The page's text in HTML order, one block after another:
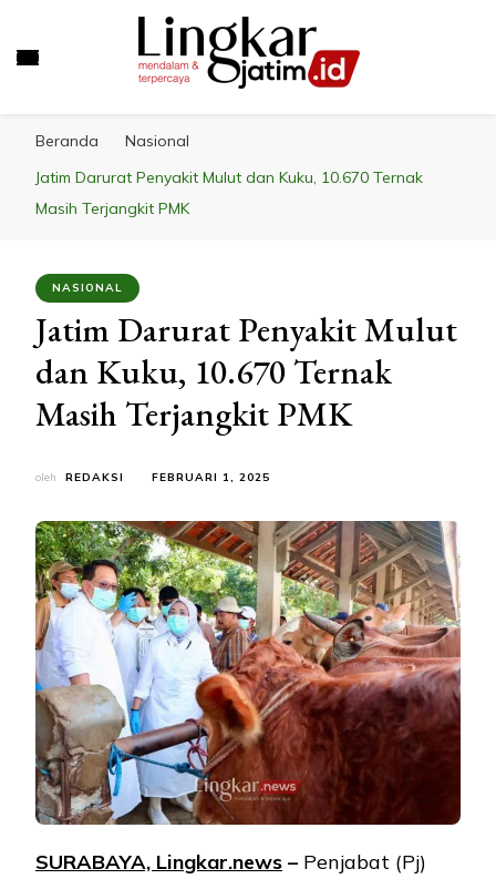
Beranda
Nasional
Jatim Darurat Penyakit Mulut dan Kuku, 10.670 Ternak
Masih Terjangkit PMK
NASIONAL
Jatim Darurat Penyakit Mulut
dan Kuku, 10.670 Ternak
Masih Terjangkit PMK
oleh REDAKSI FEBRUARI 1, 2025
SURABAYA, Lingkar.news – Penjabat (Pj)